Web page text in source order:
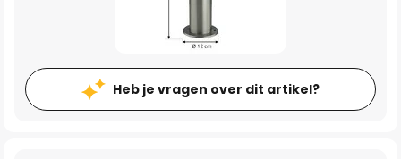
Heb je vragen over dit artikel?